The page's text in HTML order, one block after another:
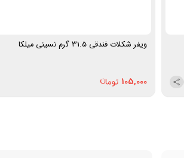
ویفر شکلات فندقی 31.5 گرم نسینی میلکا
105,000